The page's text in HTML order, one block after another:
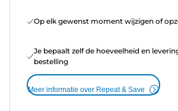
Op elk gewenst moment wijzigen of
Je bepaalt zelf de hoeveelheid en
bestelling
Meer informatie over Repeat & Save